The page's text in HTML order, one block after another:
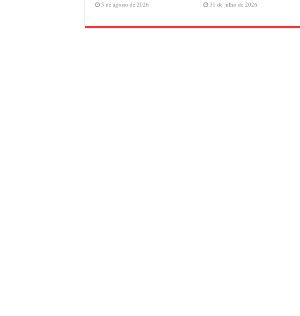
5 de agosto de 2026 31 de julho de 2026